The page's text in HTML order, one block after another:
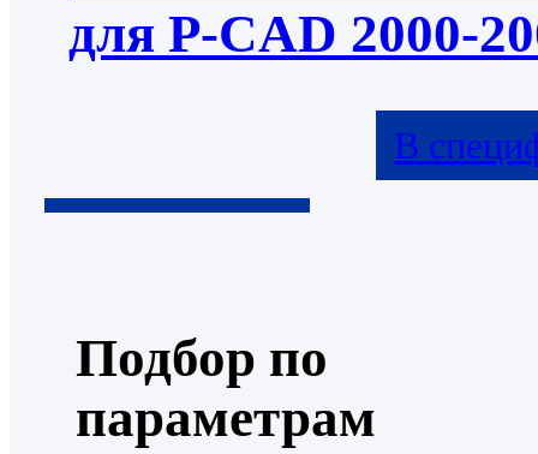
для P-CAD 2000-
В
Подбор по
параметрам